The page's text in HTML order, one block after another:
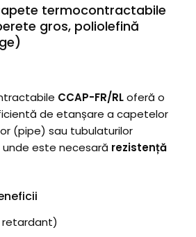
termocontractabile
gros, poliolefină
CCAP-FR/RLoferă o
de etanșare a capetelor
(pipe) sau tubulaturilor
este necesară rezistență